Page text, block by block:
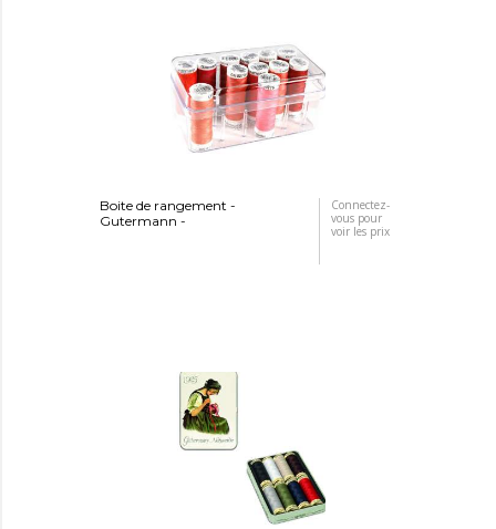
Boite de rangement -
Gutermann -
Connectez-
vous pour
voir les prix